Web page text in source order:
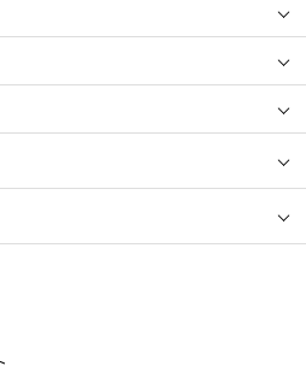
お歳暮
ジルスチュアート
SK-Ⅱ
新宿高野
ママ＆キッズ
五月人形